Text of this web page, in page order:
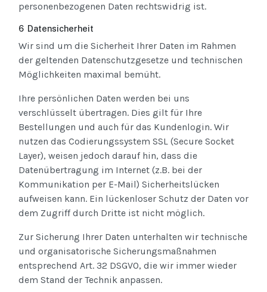
personenbezogenen Daten rechtswidrig ist.
6 Datensicherheit
Wir sind um die Sicherheit Ihrer Daten im Rahmen
der geltenden Datenschutzgesetze und technischen
Möglichkeiten maximal bemüht.
Ihre persönlichen Daten werden bei uns
verschlüsselt übertragen. Dies gilt für Ihre
Bestellungen und auch für das Kundenlogin. Wir
nutzen das Codierungssystem SSL (Secure Socket
Layer), weisen jedoch darauf hin, dass die
Datenübertragung im Internet (z.B. bei der
Kommunikation per E-Mail) Sicherheitslücken
aufweisen kann. Ein lückenloser Schutz der Daten vor
dem Zugriff durch Dritte ist nicht möglich.
Zur Sicherung Ihrer Daten unterhalten wir technische
und organisatorische Sicherungsmaßnahmen
entsprechend Art. 32 DSGVO, die wir immer wieder
dem Stand der Technik anpassen.